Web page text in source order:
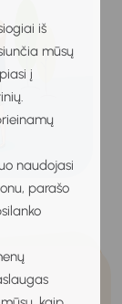
iš
mūsų
į
naudojasi
parašo